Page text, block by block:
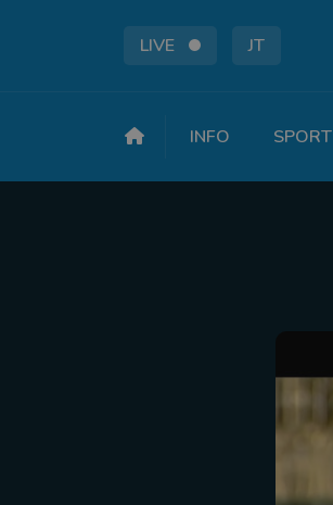
LIVE JT
INFO SPORT